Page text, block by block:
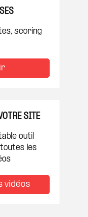
scoring
SITE
outil
les
vidéos